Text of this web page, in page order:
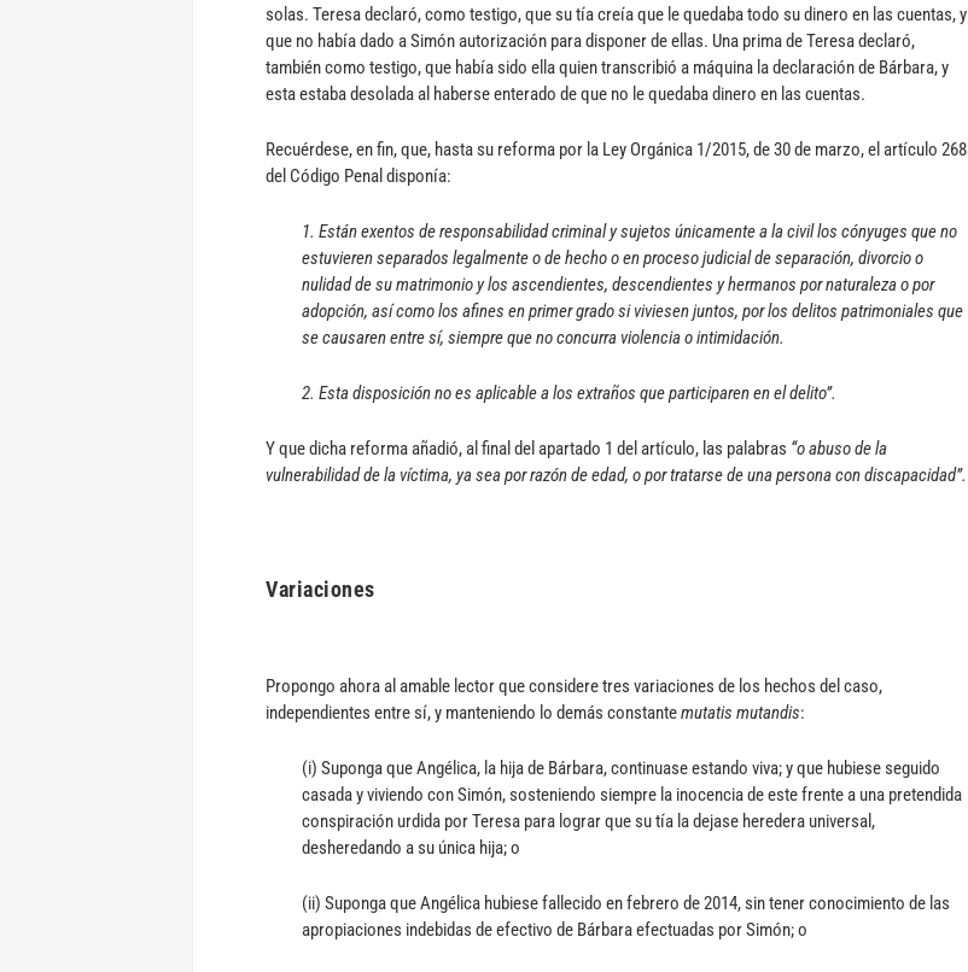
solas. Teresa declaró, como testigo, que su tía creía que le quedaba todo su dinero en las cuentas, y
que no había dado a Simón autorización para disponer de ellas. Una prima de Teresa declaró,
también como testigo, que había sido ella quien transcribió a máquina la declaración de Bárbara, y
esta estaba desolada al haberse enterado de que no le quedaba dinero en las cuentas.
Recuérdese, en fin, que, hasta su reforma por la Ley Orgánica 1/2015, de 30 de marzo, el artículo 268
del Código Penal disponía:
1. Están exentos de responsabilidad criminal y sujetos únicamente a la civil los cónyuges que no
estuvieren separados legalmente o de hecho o en proceso judicial de separación, divorcio o
nulidad de su matrimonio y los ascendientes, descendientes y hermanos por naturaleza o por
adopción, así como los afines en primer grado si viviesen juntos, por los delitos patrimoniales que
se causaren entre sí, siempre que no concurra violencia o intimidación.
2. Esta disposición no es aplicable a los extraños que participaren en el delito”.
Y que dicha reforma añadió, al final del apartado 1 del artículo, las palabras “o abuso de la
vulnerabilidad de la víctima, ya sea por razón de edad, o por tratarse de una persona con discapacidad”.
Variaciones
Propongo ahora al amable lector que considere tres variaciones de los hechos del caso,
independientes entre sí, y manteniendo lo demás constantemutatis mutandis:
(i) Suponga que Angélica, la hija de Bárbara, continuase estando viva; y que hubiese seguido
casada y viviendo con Simón, sosteniendo siempre la inocencia de este frente a una pretendida
conspiración urdida por Teresa para lograr que su tía la dejase heredera universal,
desheredando a su única hija; o
(ii) Suponga que Angélica hubiese fallecido en febrero de 2014, sin tener conocimiento de las
apropiaciones indebidas de efectivo de Bárbara efectuadas por Simón; o